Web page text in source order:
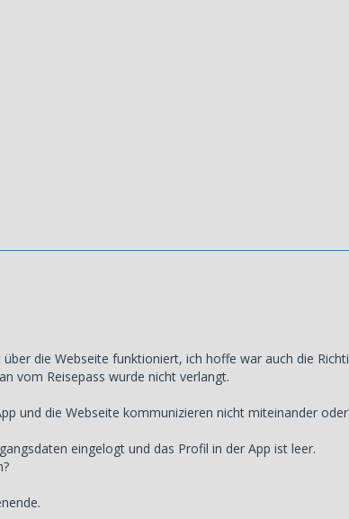
die Webseite funktioniert, ich hoffe war auch die
vom Reisepass wurde nicht verlangt.
und die Webseite kommunizieren nicht miteinander
eingelogt und das Profil in der App ist leer.